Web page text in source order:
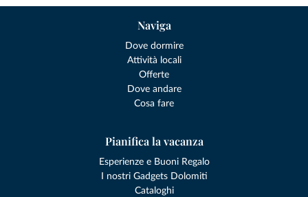
Naviga
Dove dormire
Attività locali
Offerte
Dove andare
Cosa fare
Pianifica la vacanza
Esperienze e Buoni Regalo
I nostri Gadgets Dolomiti
Cataloghi